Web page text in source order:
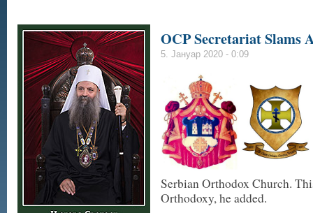
OCP Secretariat Slams
5. Јануар 2020 - 0:09
Serbian Orthodox Church.
Orthodoxy, he added.